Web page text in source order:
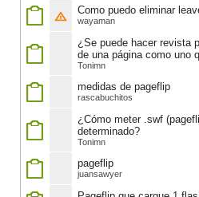
Como puedo eliminar
wayaman
¿Se puede hacer revista
de una página como uno
Tonimn
medidas de pageflip
rascabuchitos
¿Cómo meter .swf
determinado?
Tonimn
pageflip
juansawyer